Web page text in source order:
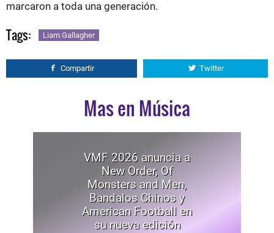
marcaron a toda una generación.
Tags: Liam Gallagher
Compartir Twitter
Mas en Música
VMF 2026 anuncia a
New Order, Of
Monsters and Men,
Bandalos Chinos y
American Football en
su nueva edición